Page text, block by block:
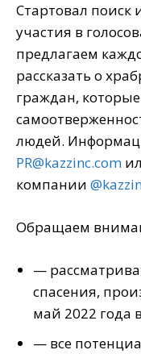
Стартовал поиск
участия в
предлагаем
рассказать о
граждан,
людей.
PR@kazzinc.com
компании
Обращаем
—
спасения,
май 2022 года
— все